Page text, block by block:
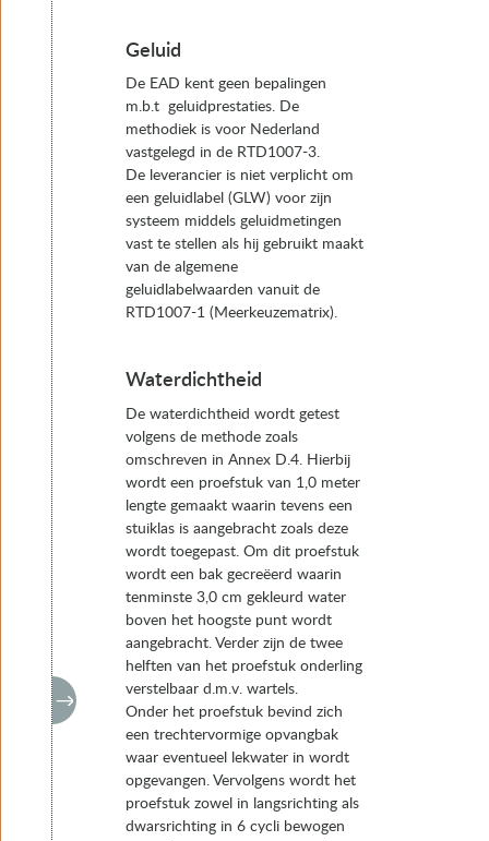
Geluid
De EAD kent geen bepalingen
m.b.t geluidprestaties. De
methodiek is voor Nederland
vastgelegd in de RTD1007-3.
De leverancier is niet verplicht om
een geluidlabel (GLW) voor zijn
systeem middels geluidmetingen
vast te stellen als hij gebruikt maakt
van de algemene
geluidlabelwaarden vanuit de
RTD1007-1 (Meerkeuzematrix).
Waterdichtheid
De waterdichtheid wordt getest
volgens de methode zoals
omschreven in Annex D.4. Hierbij
wordt een proefstuk van 1,0 meter
lengte gemaakt waarin tevens een
stuiklas is aangebracht zoals deze
wordt toegepast. Om dit proefstuk
wordt een bak gecreëerd waarin
tenminste 3,0 cm gekleurd water
boven het hoogste punt wordt
aangebracht. Verder zijn de twee
helften van het proefstuk onderling
verstelbaar d.m.v. wartels.
Onder het proefstuk bevind zich
een trechtervormige opvangbak
waar eventueel lekwater in wordt
opgevangen. Vervolgens wordt het
proefstuk zowel in langsrichting als
dwarsrichting in 6 cycli bewogen